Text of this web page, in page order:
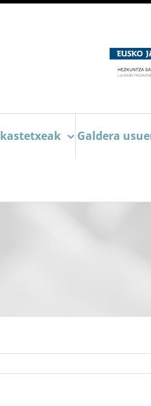
Galdera